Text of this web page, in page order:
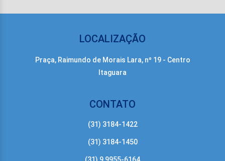
LOCALIZAÇÃO
Praça, Raimundo de Morais Lara, nº 19 - Centro
Itaguara
CONTATO
(31) 3184-1422
(31) 3184-1450